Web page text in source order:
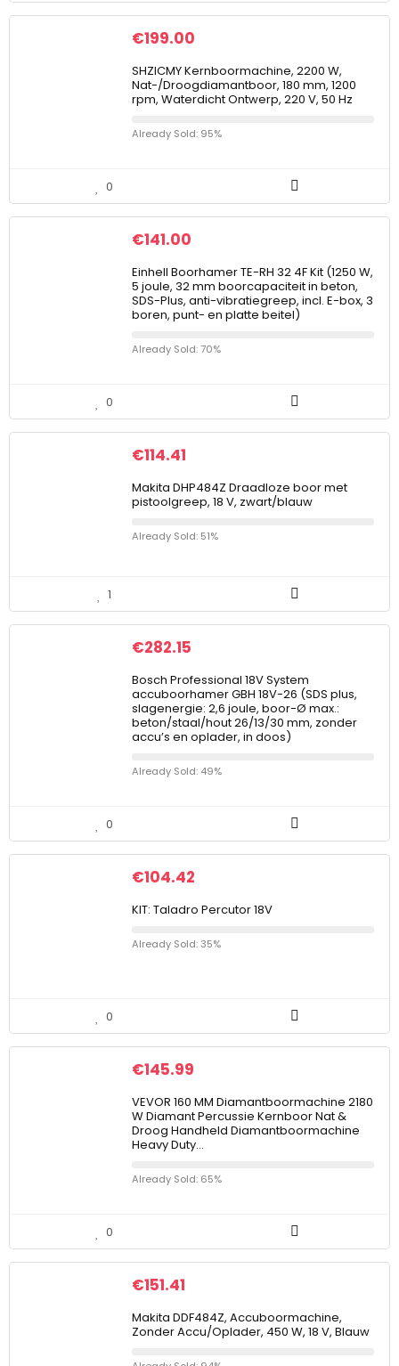
€199.00
SHZICMY Kernboormachine, 2200 W,
Nat-/Droogdiamantboor, 180 mm, 1200
rpm, Waterdicht Ontwerp, 220 V, 50 Hz
Already Sold: 95%
0
€141.00
Einhell Boorhamer TE-RH 32 4F Kit (1250 W,
5 joule, 32 mm boorcapaciteit in beton,
SDS-Plus, anti-vibratiegreep, incl. E-box, 3
boren, punt- en platte beitel)
Already Sold: 70%
0
€114.41
Makita DHP484Z Draadloze boor met
pistoolgreep, 18 V, zwart/blauw
Already Sold: 51%
1
€282.15
Bosch Professional 18V System
accuboorhamer GBH 18V-26 (SDS plus,
slagenergie: 2,6 joule, boor-Ø max.:
beton/staal/hout 26/13/30 mm, zonder
accu’s en oplader, in doos)
Already Sold: 49%
0
€104.42
KIT: Taladro Percutor 18V
Already Sold: 35%
0
€145.99
VEVOR 160 MM Diamantboormachine 2180
W Diamant Percussie Kernboor Nat &
Droog Handheld Diamantboormachine
Heavy Duty…
Already Sold: 65%
0
€151.41
Makita DDF484Z, Accuboormachine,
Zonder Accu/Oplader, 450 W, 18 V, Blauw